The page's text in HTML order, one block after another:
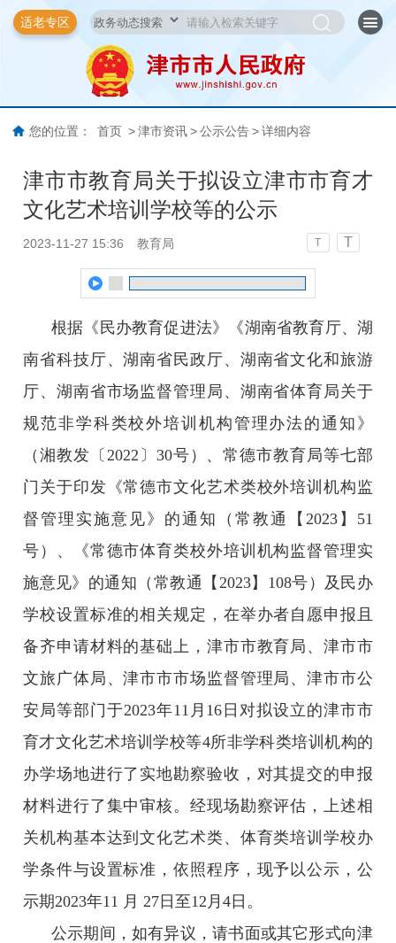
适老专区
您的位置： 首页 > 津市资讯 > 公示公告 > 详细内容
津市市教育局关于拟设立津市市育才
文化艺术培训学校等的公示
2023-11-27 15:36 教育局 T T
根据《民办教育促进法》《湖南省教育厅、湖
南省科技厅、湖南省民政厅、湖南省文化和旅游
厅、湖南省市场监督管理局、湖南省体育局关于
规范非学科类校外培训机构管理办法的通知》
（湘教发〔2022〕30号）、常德市教育局等七部
门关于印发《常德市文化艺术类校外培训机构监
督管理实施意见》的通知（常教通【2023】51
号）、《常德市体育类校外培训机构监督管理实
施意见》的通知（常教通【2023】108号）及民办
学校设置标准的相关规定，在举办者自愿申报且
备齐申请材料的基础上，津市市教育局、津市市
文旅广体局、津市市市场监督管理局、津市市公
安局等部门于2023年11月16日对拟设立的津市市
育才文化艺术培训学校等4所非学科类培训机构的
办学场地进行了实地勘察验收，对其提交的申报
材料进行了集中审核。经现场勘察评估，上述相
关机构基本达到文化艺术类、体育类培训学校办
学条件与设置标准，依照程序，现予以公示，公
示期2023年11 月 27日至12月4日。
公示期间，如有异议，请书面或其它形式向津